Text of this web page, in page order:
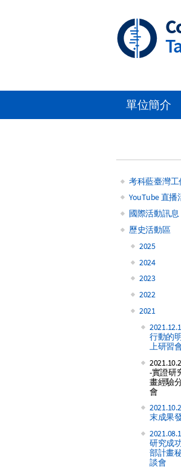
Main
navigation
考科藍臺灣工
YouTube 直播
國際活動訊息
歷史活動區
2025
2024
2023
2022
2021
行動的
上研習
-實證研
畫經驗
會
末成果
研究成
部計畫
談會
Main
單位簡介